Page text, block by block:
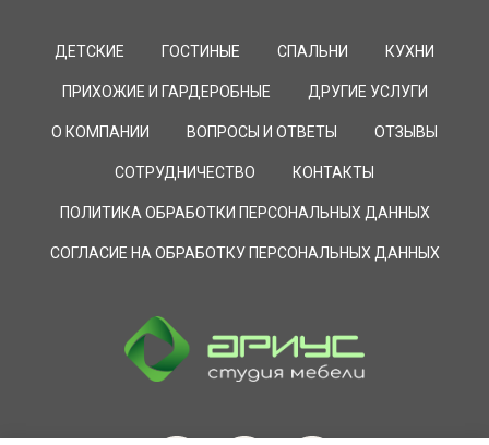
ДЕТСКИЕ ГОСТИНЫЕ СПАЛЬНИ КУХНИ
ПРИХОЖИЕ И ГАРДЕРОБНЫЕ ДРУГИЕ УСЛУГИ
О КОМПАНИИ ВОПРОСЫ И ОТВЕТЫ ОТЗЫВЫ
СОТРУДНИЧЕСТВО КОНТАКТЫ
ПОЛИТИКА ОБРАБОТКИ ПЕРСОНАЛЬНЫХ ДАННЫХ
СОГЛАСИЕ НА ОБРАБОТКУ ПЕРСОНАЛЬНЫХ ДАННЫХ